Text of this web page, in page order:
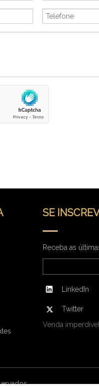
SE
Receba as
LinkedIn
Twitter
Venda imperdível